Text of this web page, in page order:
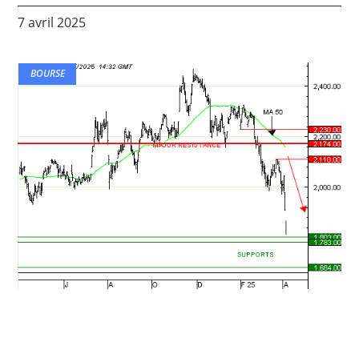
7 avril 2025
BOURSE